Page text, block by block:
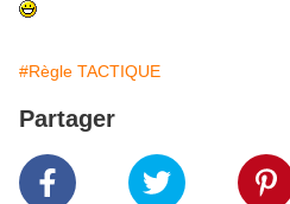
#Règle TACTIQUE
Partager